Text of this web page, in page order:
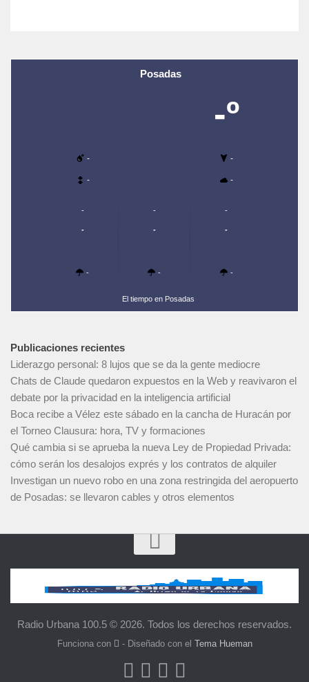
Posadas
-º
- -
- -
-
-
-
-
-
-
-
-
-
El tiempo en Posadas
Publicaciones recientes
Liderazgo personal: 8 lujos que se da la gente mediocre
Chats de Claude quedaron expuestos en la Web y reavivaron el
debate por la privacidad en la inteligencia artificial
Boca recibe a Vélez este sábado en la cancha de Huracán por
el Torneo Clausura: hora, TV y formaciones
Qué cambia si se aprueba la nueva Ley de Propiedad Privada:
cómo serán los desalojos exprés y los contratos de alquiler
Investigan un nuevo robo en una zona restringida del aeropuerto
de Posadas: se llevaron cables y otros elementos
Radio Urbana 100.5 © 2026. Todos los derechos reservados.
Funciona con - Diseñado con el Tema Hueman